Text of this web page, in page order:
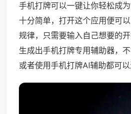
手机打牌可以一键让你轻松成
十分简单，打开这个应用便可
规律，只需要输入自己想要的
生成出手机打牌专用辅助器，
或者使用手机打牌AI辅助都可以